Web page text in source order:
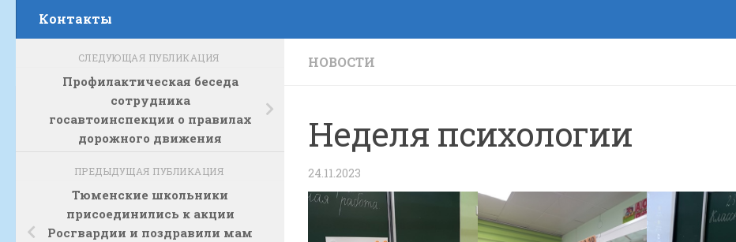
Контакты
НОВОСТИ
Неделя психологии
24.11.2023
СЛЕДУЮЩАЯ ПУБЛИКАЦИЯ
Профилактическая беседа
сотрудника
госавтоинспекции о правилах
дорожного движения
ПРЕДЫДУЩАЯ ПУБЛИКАЦИЯ
Тюменские школьники
присоединились к акции
Росгвардии и поздравили мам